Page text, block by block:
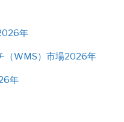
年
（WMS）市場2026年
年